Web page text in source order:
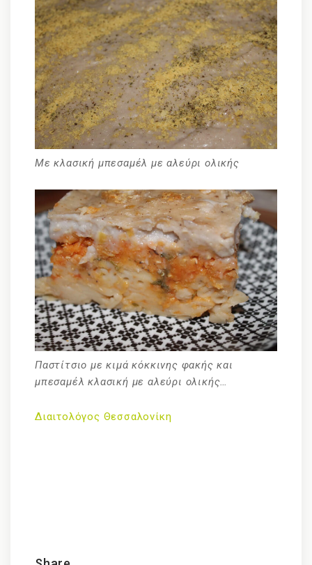
Με κλασική μπεσαμέλ με αλεύρι ολικής
Παστίτσιο με κιμά κόκκινης φακής και
μπεσαμέλ κλασική με αλεύρι ολικής…
Διαιτολόγος Θεσσαλονίκη